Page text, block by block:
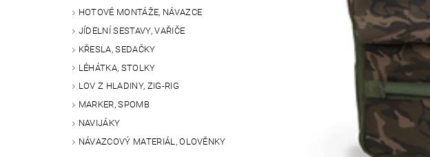
HOTOVÉ MONTÁŽE, NÁVAZCE
JÍDELNÍ SESTAVY, VAŘIČE
KŘESLA, SEDAČKY
LÉHÁTKA, STOLKY
LOV Z HLADINY, ZIG-RIG
MARKER, SPOMB
NAVIJÁKY
NÁVAZCOVÝ MATERIÁL, OLOVĚNKY